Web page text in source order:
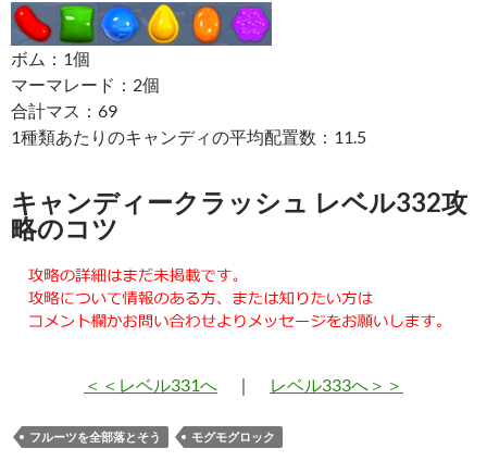
ボム：1個
マーマレード：2個
合計マス：69
1種類あたりのキャンディの平均配置数：11.5
キャンディークラッシュ レベル332攻
略のコツ
＜＜レベル331へ ｜ レベル333へ＞＞
フルーツを全部落とそう モグモグロック